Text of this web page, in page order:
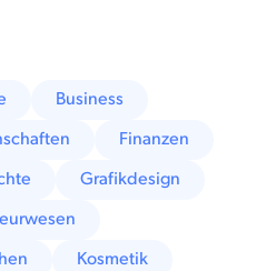
Business
Finanzen
Grafikdesign
Kosmetik